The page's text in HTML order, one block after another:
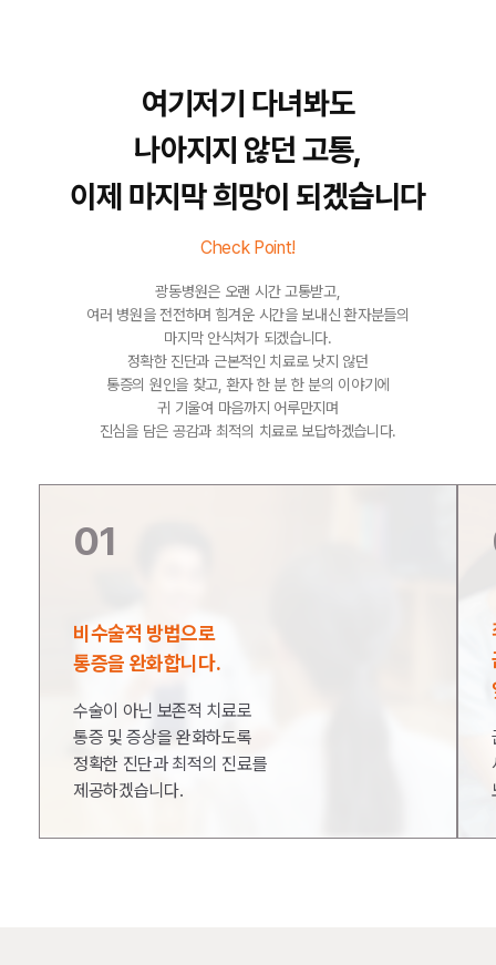
여기저기 다녀봐도
나아지지 않던 고통,
이제 마지막 희망이 되겠습니다
Check Point!
광동병원은 오랜 시간 고통받고,
여러 병원을 전전하며 힘겨운 시간을 보내신 환자분들의
마지막 안식처가 되겠습니다.
정확한 진단과 근본적인 치료로 낫지 않던
통증의 원인을 찾고, 환자 한 분 한 분의 이야기에
귀 기울여 마음까지 어루만지며
진심을 담은 공감과 최적의 치료로 보답하겠습니다.
01
비수술적 방법으로
통증을 완화합니다.
수술이 아닌 보존적 치료로
통증 및 증상을 완화하도록
정확한 진단과 최적의 진료를
제공하겠습니다.